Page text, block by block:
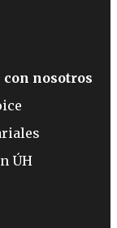
nosotros
ÚH